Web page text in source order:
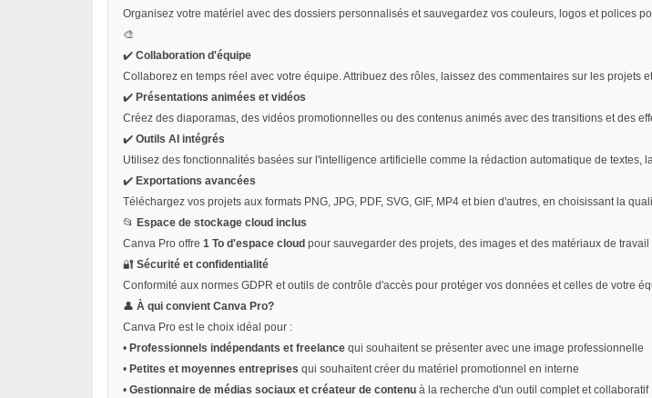
Organisez votre matériel avec des dossiers personnalisés et sauvegardez vos couleurs, logos et polices
🎨
✔️ Collaboration d'équipe
Collaborez en temps réel avec votre équipe. Attribuez des rôles, laissez des commentaires sur les projets
✔️ Présentations animées et vidéos
Créez des diaporamas, des vidéos promotionnelles ou des contenus animés avec des transitions et des
✔️ Outils AI intégrés
Utilisez des fonctionnalités basées sur l'intelligence artificielle comme la rédaction automatique de textes,
✔️ Exportations avancées
Téléchargez vos projets aux formats PNG, JPG, PDF, SVG, GIF, MP4 et bien d'autres, en choisissant la
📂 Espace de stockage cloud inclus
Canva Pro offre 1 To d'espace cloud pour sauvegarder des projets, des images et des matériaux de
🔐 Sécurité et confidentialité
Conformité aux normes GDPR et outils de contrôle d'accès pour protéger vos données et celles de votre
👤 À qui convient Canva Pro?
Canva Pro est le choix idéal pour :
• Professionnels indépendants et freelance qui souhaitent se présenter avec une image professionnelle
• Petites et moyennes entreprises qui souhaitent créer du matériel promotionnel en interne
• Gestionnaire de médias sociaux et créateur de contenu à la recherche d'un outil complet et collaboratif